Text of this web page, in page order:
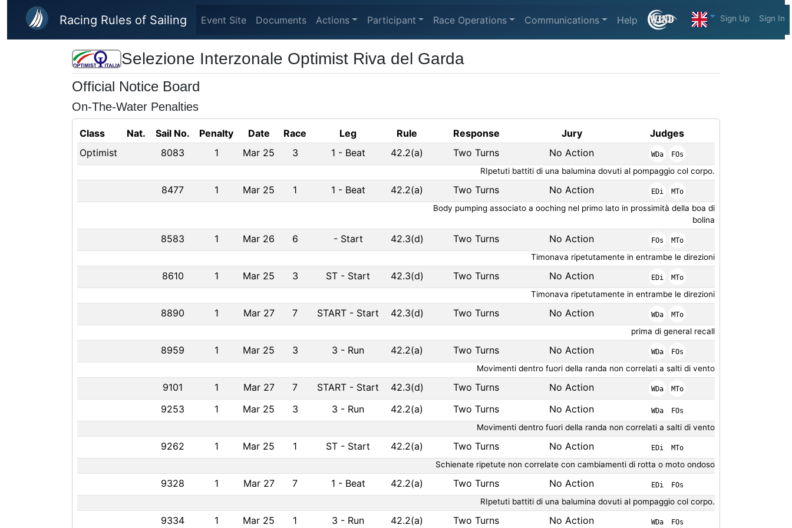
Skip to main content
Racing Rules of Sailing Event Site Documents Actions Participant Race Operations Communications Help Sign Up Sign In
Selezione Interzonale Optimist Riva del Garda
Official Notice Board
On-The-Water Penalties
Class Nat. Sail No. Penalty Date Race Leg Rule Response Jury
Judges
Optimist
8083 1 Mar 25 3 1 - Beat 42.2(a) Two Turns No Action WDa FOs
RIpetuti battiti di una balumina dovuti al pompaggio col corpo.
8477 1 Mar 25 1 1 - Beat 42.2(a) Two Turns No Action EDi MTo
Body pumping associato a ooching nel primo lato in prossimità della boa di
bolina
8583 1 Mar 26 6 - Start 42.3(d) Two Turns No Action FOs MTo
Timonava ripetutamente in entrambe le direzioni
8610 1 Mar 25 3 ST - Start 42.3(d) Two Turns No Action EDi MTo
Timonava ripetutamente in entrambe le direzioni
8890 1 Mar 27 7 START - Start 42.3(d) Two Turns No Action WDa MTo
prima di general recall
8959 1 Mar 25 3 3 - Run 42.2(a) Two Turns No Action WDa FOs
Movimenti dentro fuori della randa non correlati a salti di vento
9101 1 Mar 27 7 START - Start 42.3(d) Two Turns No Action WDa MTo
9253 1 Mar 25 3 3 - Run 42.2(a) Two Turns No Action WDa FOs
Movimenti dentro fuori della randa non correlati a salti di vento
9262 1 Mar 25 1 ST - Start 42.2(a) Two Turns No Action EDi MTo
Schienate ripetute non correlate con cambiamenti di rotta o moto ondoso
9328 1 Mar 27 7 1 - Beat 42.2(a) Two Turns No Action EDi FOs
RIpetuti battiti di una balumina dovuti al pompaggio col corpo.
9334 1 Mar 25 1 3 - Run 42.2(a) Two Turns No Action WDa FOs